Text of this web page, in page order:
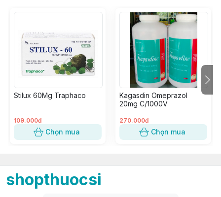
Stilux 60Mg Traphaco
109.000đ
Chọn mua
Kagasdin Omeprazol
20mg C/1000V
270.000đ
Chọn mua
shopthuocsi